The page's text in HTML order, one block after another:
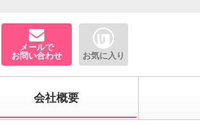
メールで
お問い合わせ お気に入り
会社概要